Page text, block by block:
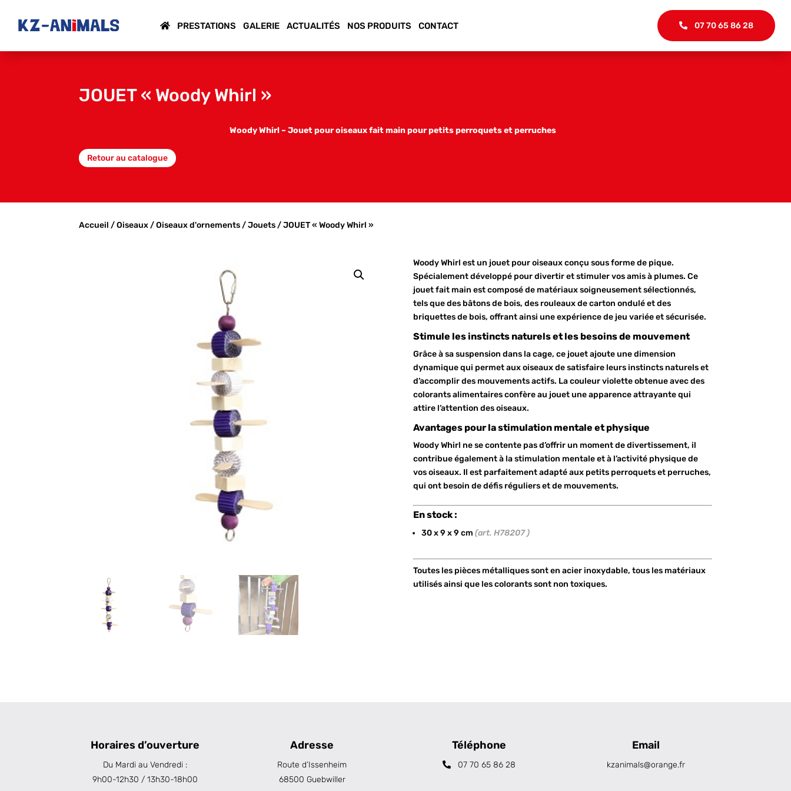
PRESTATIONS GALERIE ACTUALITÉS NOS PRODUITS CONTACT 07 70 65 86 28
JOUET « Woody Whirl »
Woody Whirl – Jouet pour oiseaux fait main pour petits perroquets et perruches
Retour au catalogue
Accueil /Oiseaux/Oiseaux d'ornements/Jouets/ JOUET « Woody Whirl »
Woody Whirl est un jouet pour oiseaux conçu sous forme de pique.
Spécialement développé pour divertir et stimuler vos amis à plumes. Ce
jouet fait main est composé de matériaux soigneusement sélectionnés,
tels que des bâtons de bois, des rouleaux de carton ondulé et des
briquettes de bois, offrant ainsi une expérience de jeu variée et sécurisée.
Stimule les instincts naturels et les besoins de mouvement
Grâce à sa suspension dans la cage, ce jouet ajoute une dimension
dynamique qui permet aux oiseaux de satisfaire leurs instincts naturels et
d’accomplir des mouvements actifs. La couleur violette obtenue avec des
colorants alimentaires confère au jouet une apparence attrayante qui
attire l’attention des oiseaux.
Avantages pour la stimulation mentale et physique
Woody Whirl ne se contente pas d’offrir un moment de divertissement, il
contribue également à la stimulation mentale et à l’activité physique de
vos oiseaux. Il est parfaitement adapté aux petits perroquets et perruches,
qui ont besoin de défis réguliers et de mouvements.
En stock :
30 x 9 x 9 cm (art. H78207 )
Toutes les pièces métalliques sont en acier inoxydable, tous les matériaux
utilisés ainsi que les colorants sont non toxiques.
Horaires d’ouverture
Du Mardi au Vendredi :
9h00-12h30 / 13h30-18h00
Adresse
Route d’Issenheim
68500 Guebwiller
Téléphone
07 70 65 86 28
Email
kzanimals@orange.fr